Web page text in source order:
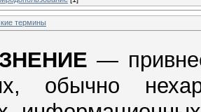
термины
—
обычно